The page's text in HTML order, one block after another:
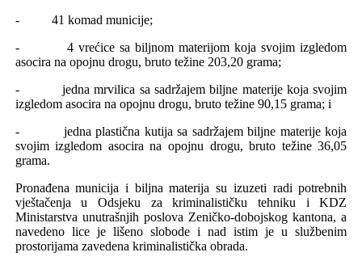
- 41 komad municije;
- 4 vrećice sa biljnom materijom koja svojim izgledom
asocira na opojnu drogu, bruto težine 203,20 grama;
- jedna mrvilica sa sadržajem biljne materije koja svojim
izgledom asocira na opojnu drogu, bruto težine 90,15 grama; i
- jedna plastična kutija sa sadržajem biljne materije koja
svojim izgledom asocira na opojnu drogu, bruto težine 36,05
grama.
Pronađena municija i biljna materija su izuzeti radi potrebnih
vještačenja u Odsjeku za kriminalističku tehniku i KDZ
Ministarstva unutrašnjih poslova Zeničko-dobojskog kantona, a
navedeno lice je lišeno slobode i nad istim je u službenim
prostorijama zavedena kriminalistička obrada.